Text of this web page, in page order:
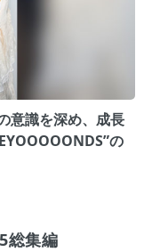
意識を深め、成長
の
総集編